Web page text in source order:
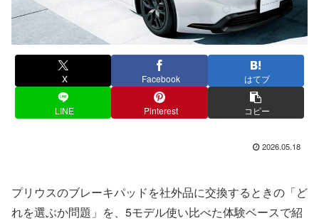
X Facebook はてブ
LINE Pinterest コピー
2026.05.18
プリウスのブレーキパッドを社外品に交換するときの「ど
れを選ぶか問題」を、5モデル使い比べた体験ベースで紹